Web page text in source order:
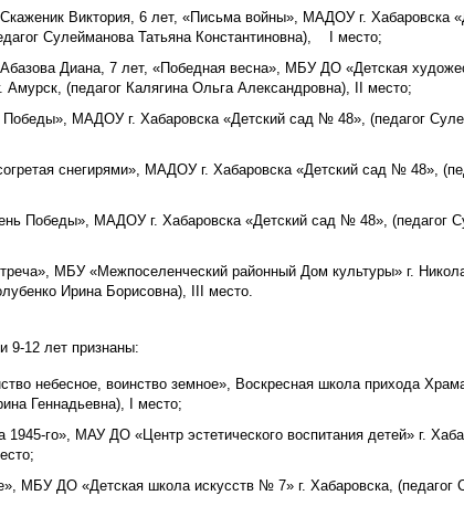
Скаженик Виктория, 6 лет, «Письма войны», МАДОУ г. Хабаровска
Сулейманова Татьяна Константиновна), I место;
Абазова Диана, 7 лет, «Победная весна», МБУ ДО «Детская
Амурск, (педагог Калягина Ольга Александровна), II место;
МАДОУ г. Хабаровска «Детский сад № 48», (педагог
снегирями», МАДОУ г. Хабаровска «Детский сад № 48»,
Победы», МАДОУ г. Хабаровска «Детский сад № 48», (педагог
МБУ «Межпоселенческий районный Дом культуры» г.
Ирина Борисовна), III место.
9-12 лет признаны:
небесное, воинство земное», Воскресная школа прихода
Геннадьевна), I место;
го», МАУ ДО «Центр эстетического воспитания детей» г.
МБУ ДО «Детская школа искусств № 7» г. Хабаровска, (педагог